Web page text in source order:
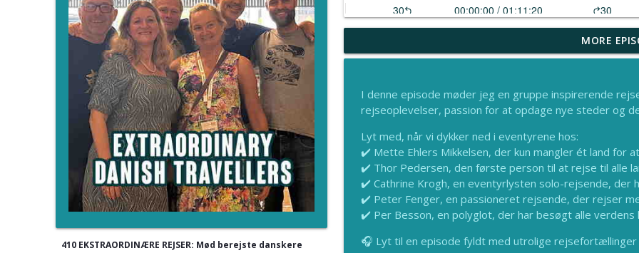
410 EKSTRAORDINÆRE REJSER: Mød berejste danskere
418 Verdens mest ekstreme rejsefællesskab – med
Radiovagabond
417 Sandheden om travel content – frihed, fiasko
Radiovagabond
ELK HORN, IOWA: Spøgelser på kirkegården og øl
Radiovagabond
LILLE DANMARK I USA: Indenfor i den mest danske
Radiovagabond
MORE
I denne episode møder jeg en gruppe inspirerende
rejseoplevelser, passion for at opdage nye steder og
Lyt med, når vi dykker ned i eventyrene hos:
✔️ Mette Ehlers Mikkelsen, der kun mangler ét land for
✔️ Thor Pedersen, den første person til at rejse til alle
✔️ Cathrine Krogh, en eventyrlysten solo-rejsende, der
✔️ Peter Fenger, en passioneret rejsende, der rejser
✔️ Per Besson, en polyglot, der har besøgt alle verdens
🎧 Lyt til en episode fyldt med utrolige